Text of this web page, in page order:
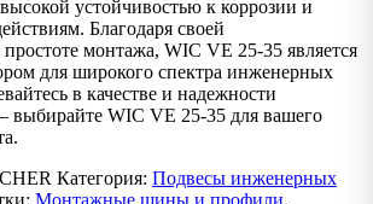
устойчивостью к коррозии и
Благодаря своей
монтажа, WIC VE 25-35 является
для широкого спектра инженерных
в качестве и надежности
выбирайте WIC VE 25-35 для вашего
Категория: Подвесы инженерных
Монтажные шины и профили,